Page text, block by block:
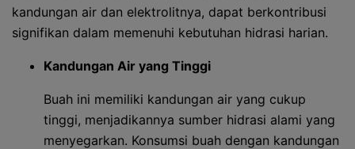
kandungan air dan elektrolitnya, dapat berkontribusi
signifikan dalam memenuhi kebutuhan hidrasi harian.
Kandungan Air yang Tinggi
Buah ini memiliki kandungan air yang cukup
tinggi, menjadikannya sumber hidrasi alami yang
menyegarkan. Konsumsi buah dengan kandungan